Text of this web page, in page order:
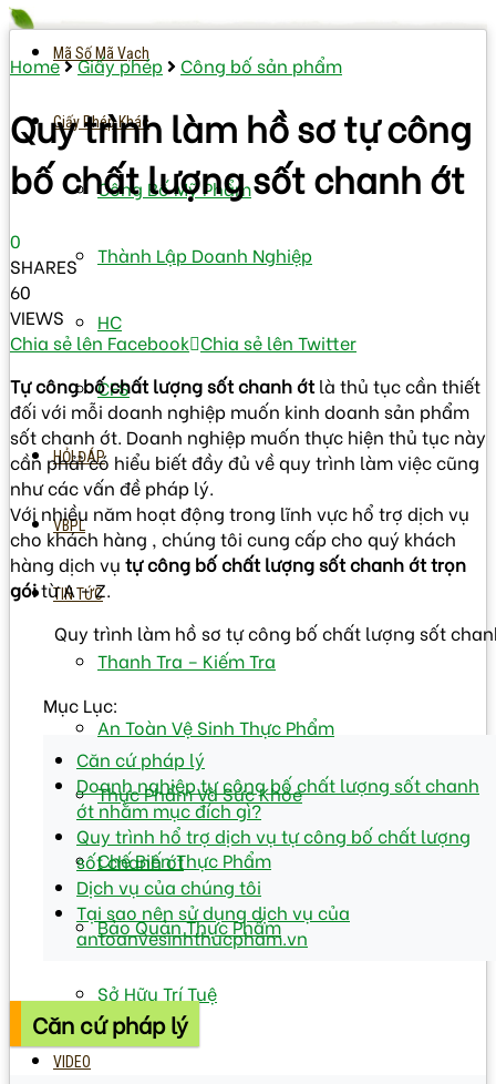
Mã Số Mã Vạch
Giấy Phép Khác
Công Bố Mỹ Phẩm
Thành Lập Doanh Nghiệp
HC
CFS
HỎI ĐÁP
VBPL
TIN TỨC
Thanh Tra – Kiếm Tra
An Toàn Vệ Sinh Thực Phẩm
Thực Phẩm Và Sức Khỏe
Chế Biến Thực Phẩm
Bảo Quản Thực Phẩm
Sở Hữu Trí Tuệ
VIDEO
Home Giấy phép Công bố sản phẩm
Quy trình làm hồ sơ tự công
bố chất lượng sốt chanh ớt
0
SHARES
60
VIEWS
Chia sẻ lên Facebook Chia sẻ lên Twitter
Tự công bố chất lượng sốt chanh ớtlà thủ tục cần thiết
đối với mỗi doanh nghiệp muốn kinh doanh sản phẩm
sốt chanh ớt. Doanh nghiệp muốn thực hiện thủ tục này
cần phải có hiểu biết đầy đủ về quy trình làm việc cũng
như các vấn đề pháp lý.
Với nhiều năm hoạt động trong lĩnh vực hổ trợ dịch vụ
cho khách hàng , chúng tôi cung cấp cho quý khách
hàng dịch vụ tự công bố chất lượng sốt chanh ớt trọn
góitừ A – Z.
Quy trình làm hồ sơ tự công bố chất lượng sốt
Mục Lục:
Căn cứ pháp lý
Doanh nghiệp tự công bố chất lượng sốt chanh
ớt nhằm mục đích gì?
Quy trình hổ trợ dịch vụ tự công bố chất lượng
sốt chanh ớt
Dịch vụ của chúng tôi
Tại sao nên sử dụng dịch vụ của
antoanvesinhthucpham.vn
Căn cứ pháp lý